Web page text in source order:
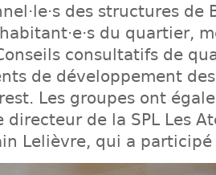
des structures de
habitant·e·s du quartier,
consultatifs de
de développement
Les groupes ont
directeur de la SPL Les
Lelièvre, qui a